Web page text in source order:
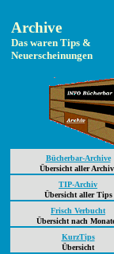
Archive
Das waren Tips &
Neuerscheinungen
Bücherbar-Archive
Übersicht aller
TIP-Archiv
Übersicht aller Tips
Frisch Verbucht
Übersicht nach
KurzTips
Übersicht